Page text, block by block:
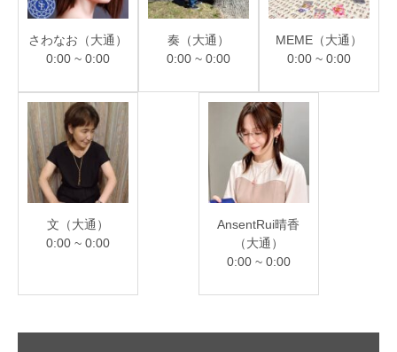
さわなお（大通）
0:00 ~ 0:00
奏（大通）
0:00 ~ 0:00
MEME（大通）
0:00 ~ 0:00
文（大通）
0:00 ~ 0:00
AnsentRui晴香
（大通）
0:00 ~ 0:00